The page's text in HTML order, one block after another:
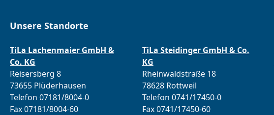
Unsere Standorte
TiLa Lachenmaier GmbH &
Co. KG
Reisersberg 8
73655 Plüderhausen
Telefon 07181/8004-0
Fax 07181/8004-60
TiLa Steidinger GmbH & Co.
KG
Rheinwaldstraße 18
78628 Rottweil
Telefon 0741/17450-0
Fax 0741/17450-60